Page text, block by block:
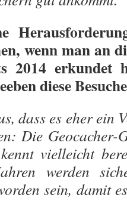
wenn man an
2014 erkundet
diese
dass es eher ein
Die Geocacher-
vielleicht
werden
sein, damit